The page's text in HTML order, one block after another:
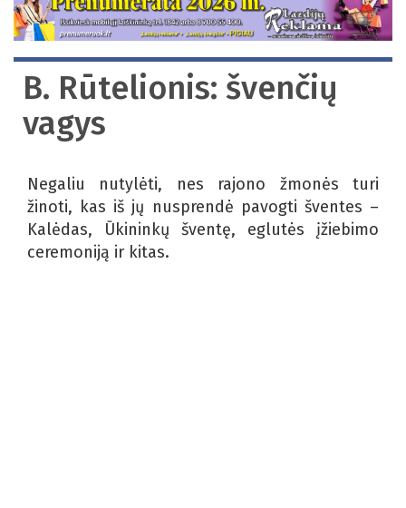
B. Rūtelionis: švenčių
vagys
Negaliu nutylėti, nes rajono žmonės turi
žinoti, kas iš jų nusprendė pavogti šventes –
Kalėdas, Ūkininkų šventę, eglutės įžiebimo
ceremoniją ir kitas.